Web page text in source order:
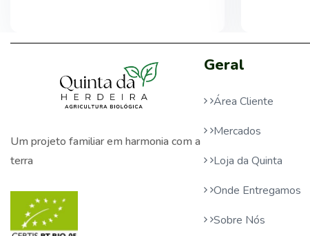
Um projeto familiar em harmonia com a
terra
Geral
Área Cliente
Mercados
Loja da Quinta
Onde Entregamos
Sobre Nós